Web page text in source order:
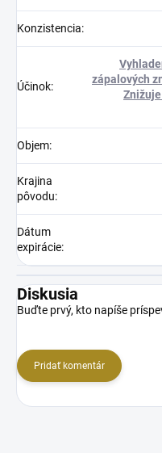
Konzistencia:
Účinok:
zápalových
Objem:
Krajina
pôvodu:
Dátum
expirácie:
Diskusia
Buďte prvý, kto napíše
Pridať komentár